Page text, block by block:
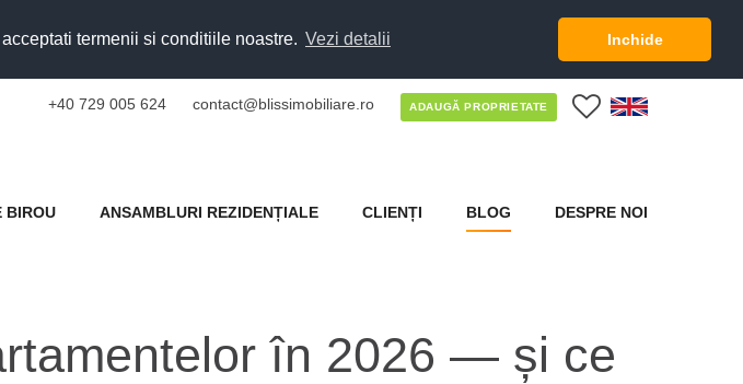
termenii si conditiile noastre. Vezi detalii Inchide
+40 729 005 624 contact@blissimobiliare.ro ADAUGĂ PROPRIETATE
BIROU ANSAMBLURI REZIDENȚIALE CLIENȚI BLOG DESPRE NOI
în 2026 — și ce